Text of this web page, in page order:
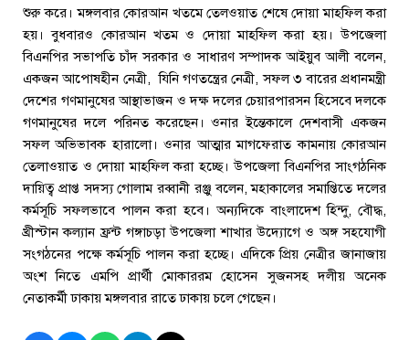
শুরু করে। মঙ্গলবার কোরআন খতমে তেলওয়াত শেষে দোয়া মাহফিল করা
হয়। বুধবারও কোরআন খতম ও দোয়া মাহফিল করা হয়। উপজেলা
বিএনপির সভাপতি চাঁদ সরকার ও সাধারণ সম্পাদক আইয়ুব আলী বলেন,
একজন আপোষহীন নেত্রী, যিনি গণতন্ত্রের নেত্রী, সফল ৩ বারের প্রধানমন্ত্রী
দেশের গণমানুষের আস্থাভাজন ও দক্ষ দলের চেয়ারপারসন হিসেবে দলকে
গণমানুষের দলে পরিনত করেছেন। ওনার ইন্তেকালে দেশবাসী একজন
সফল অভিভাবক হারালো। ওনার আত্মার মাগফেরাত কামনায় কোরআন
তেলাওয়াত ও দোয়া মাহফিল করা হচ্ছে। উপজেলা বিএনপির সাংগঠনিক
দায়িত্ব প্রাপ্ত সদস্য গোলাম রব্বানী রঞ্জু বলেন, মহাকালের সমাপ্তিতে দলের
কর্মসূচি সফলভাবে পালন করা হবে। অন্যদিকে বাংলাদেশ হিন্দু, বৌদ্ধ,
খ্রীস্টান কল্যান ফ্রন্ট গঙ্গাচড়া উপজেলা শাখার উদ্যোগে ও অঙ্গ সহযোগী
সংগঠনের পক্ষে কর্মসূচি পালন করা হচ্ছে। এদিকে প্রিয় নেত্রীর জানাজায়
অংশ নিতে এমপি প্রার্থী মোকাররম হোসেন সুজনসহ দলীয় অনেক
নেতাকর্মী ঢাকায় মঙ্গলবার রাতে ঢাকায় চলে গেছেন।